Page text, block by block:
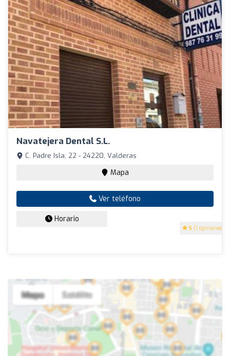
Navatejera Dental S.L.
5 (1 opiniones)
C. Padre Isla, 22 - 24220, Valderas
Mapa
Ver teléfono
Horario